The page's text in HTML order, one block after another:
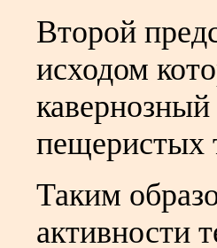
Второй
исходом
пещеристых
Таким
активности